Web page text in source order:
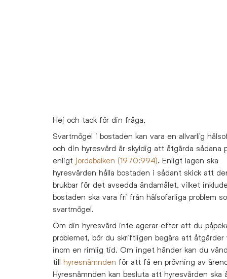
Hej och tack för din fråga,
Svartmögel i bostaden kan vara en allvarlig
och din hyresvärd är skyldig att åtgärda sådana
enligt jordabalken (1970:994) . Enligt lagen ska
hyresvärden hålla bostaden i sådant skick att
brukbar för det avsedda ändamålet, vilket
bostaden ska vara fri från hälsofarliga problem
svartmögel.
Om din hyresvärd inte agerar efter att du
problemet, bör du skriftligen begära att åtgärder
inom en rimlig tid. Om inget händer kan du
till hyresnämnden för att få en prövning av
Hyresnämnden kan besluta att hyresvärden ska